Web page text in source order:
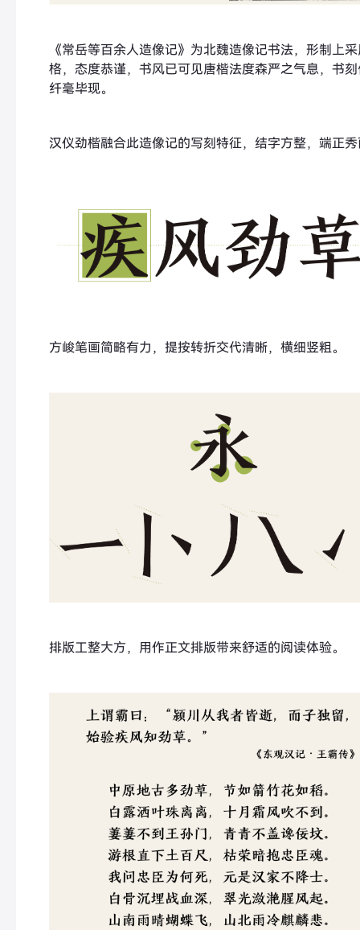
《常岳等百余人造像记》为北魏造像记书法，形制上
格，态度恭谨，书风已可见唐楷法度森严之气息，书
纤毫毕现。
汉仪劲楷融合此造像记的写刻特征，结字方整，端正
方峻笔画简略有力，提按转折交代清晰，横细竖粗。
排版工整大方，用作正文排版带来舒适的阅读体验。